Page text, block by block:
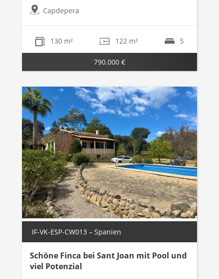
Capdepera
130 m² 122 m² 5
790.000 €
IF-VK-ESP-CW013 – Spanien
Schöne Finca bei Sant Joan mit Pool und
viel Potenzial